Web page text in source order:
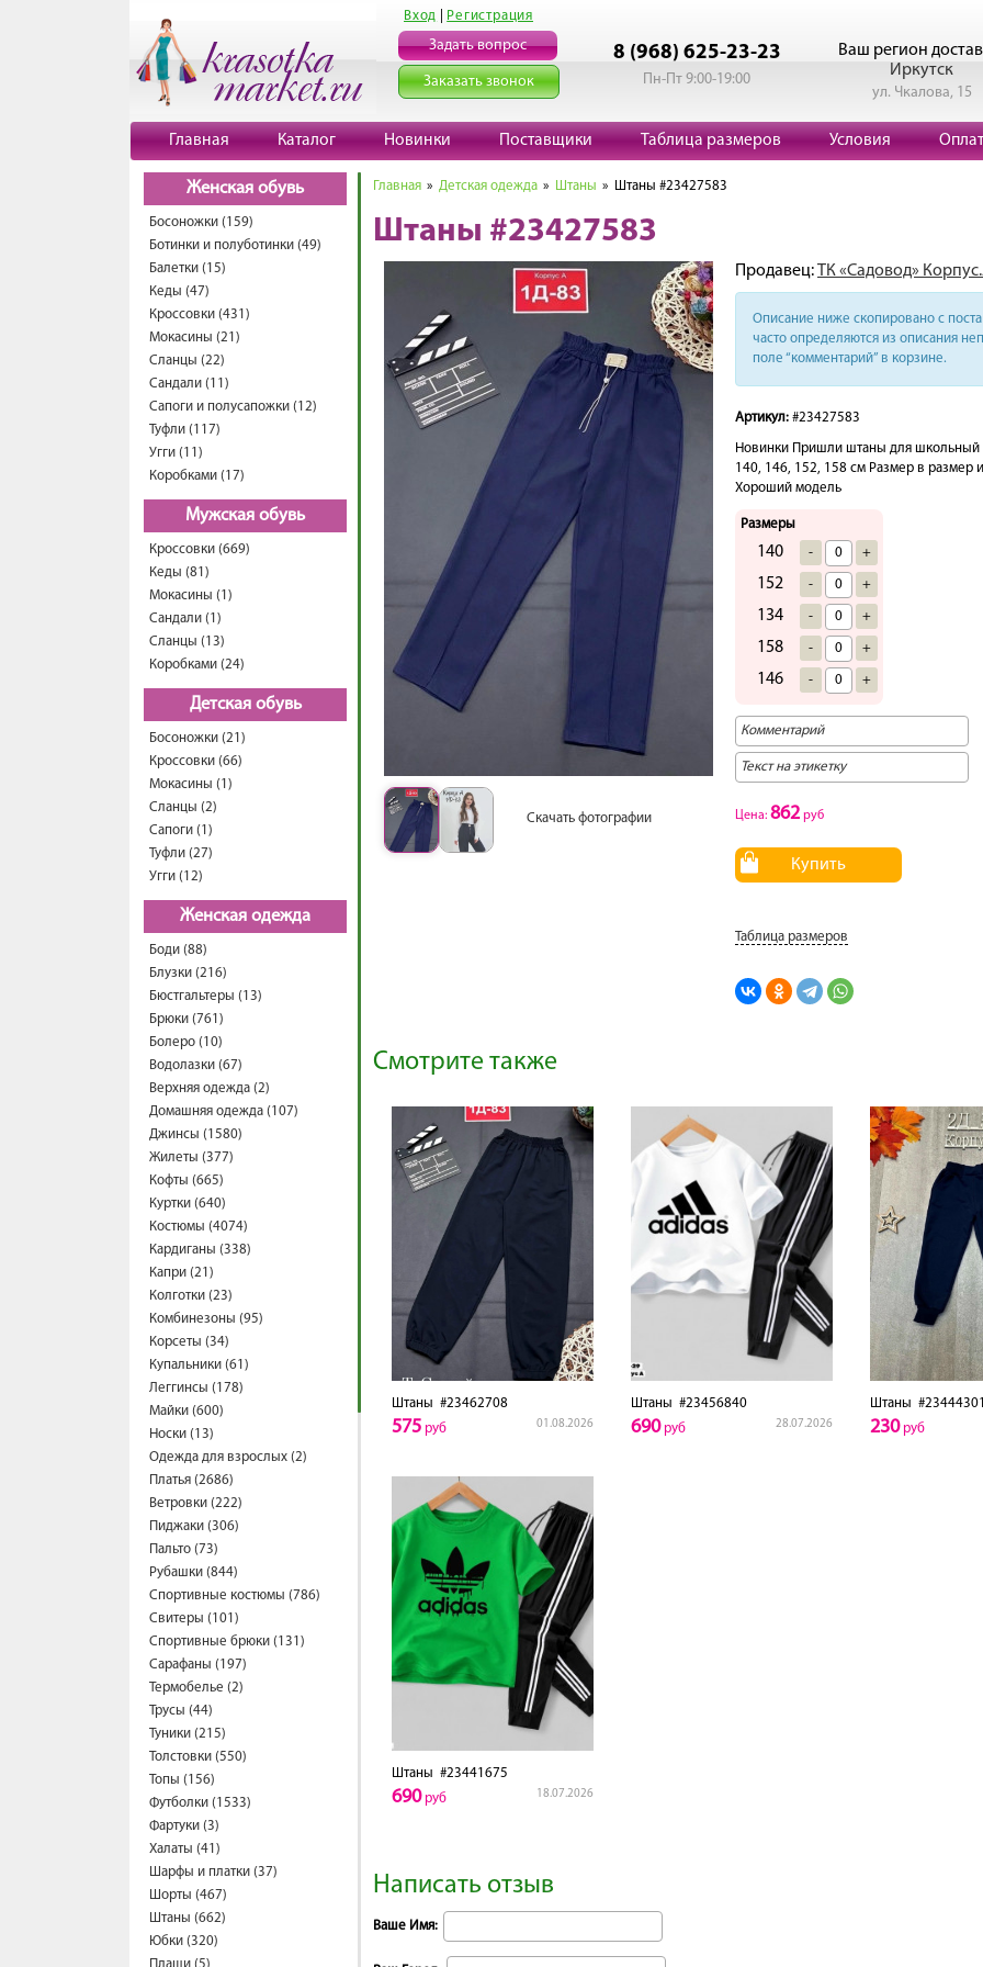
Вход Регистрация
Задать вопрос
Заказать звонок
8 (968) 625-23-23
Пн-Пт 9:00-19:00
Ваш регион
Иркутск
ул. Чкалова, 15
Главная Каталог Новинки Поставщики Таблица размеров Условия
Женская обувь
Босоножки (159)
Ботинки и полуботинки (49)
Балетки (15)
Кеды (47)
Кроссовки (431)
Мокасины (21)
Сланцы (22)
Сандали (11)
Сапоги и полусапожки (12)
Туфли (117)
Угги (11)
Коробками (17)
Мужская обувь
Кроссовки (669)
Кеды (81)
Мокасины (1)
Сандали (1)
Сланцы (13)
Коробками (24)
Детская обувь
Босоножки (21)
Кроссовки (66)
Мокасины (1)
Сланцы (2)
Сапоги (1)
Туфли (27)
Угги (12)
Женская одежда
Боди (88)
Блузки (216)
Бюстгальтеры (13)
Брюки (761)
Болеро (10)
Водолазки (67)
Верхняя одежда (2)
Домашняя одежда (107)
Джинсы (1580)
Жилеты (377)
Кофты (665)
Куртки (640)
Костюмы (4074)
Кардиганы (338)
Капри (21)
Колготки (23)
Комбинезоны (95)
Корсеты (34)
Купальники (61)
Леггинсы (178)
Майки (600)
Носки (13)
Одежда для взрослых (2)
Платья (2686)
Ветровки (222)
Пиджаки (306)
Пальто (73)
Рубашки (844)
Спортивные костюмы (786)
Свитеры (101)
Спортивные брюки (131)
Сарафаны (197)
Термобелье (2)
Трусы (44)
Туники (215)
Толстовки (550)
Топы (156)
Футболки (1533)
Фартуки (3)
Халаты (41)
Шарфы и платки (37)
Шорты (467)
Штаны (662)
Юбки (320)
Главная » Детская одежда » Штаны » Штаны #23427583
Штаны #23427583
Скачать фотографии
Продавец:ТК «Садовод»
Описание ниже скопировано с
часто определяются из описания
поле “комментарий” в корзине.
Артикул: #23427583
Новинки Пришли штаны для школьный
140, 146, 152, 158 см Размер в размер
Хороший модель
Размеры
140 - +
152 - +
134 - +
158 - +
146 - +
Цена: 862 руб
Купить
Таблица размеров
Смотрите также
Штаны #23462708
01.08.2026
575 руб
Штаны #23456840
28.07.2026
690руб
Штаны
230руб
Штаны #23441675
18.07.2026
690руб
Написать отзыв
Ваше Имя: